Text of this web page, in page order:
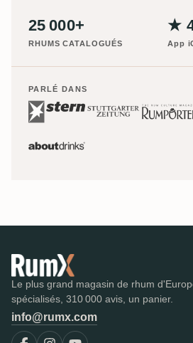
25 000+
RHUMS CATALOGUÉS
★
App
PARLÉ DANS
Le plus grand magasin de rhum
spécialisés, 310 000 avis, un panier.
info@rumx.com